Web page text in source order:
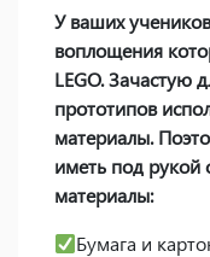
У ваших
воплощения
LEGO. Зачастую
прототипов
материалы.
иметь под
материалы:
Бумага и